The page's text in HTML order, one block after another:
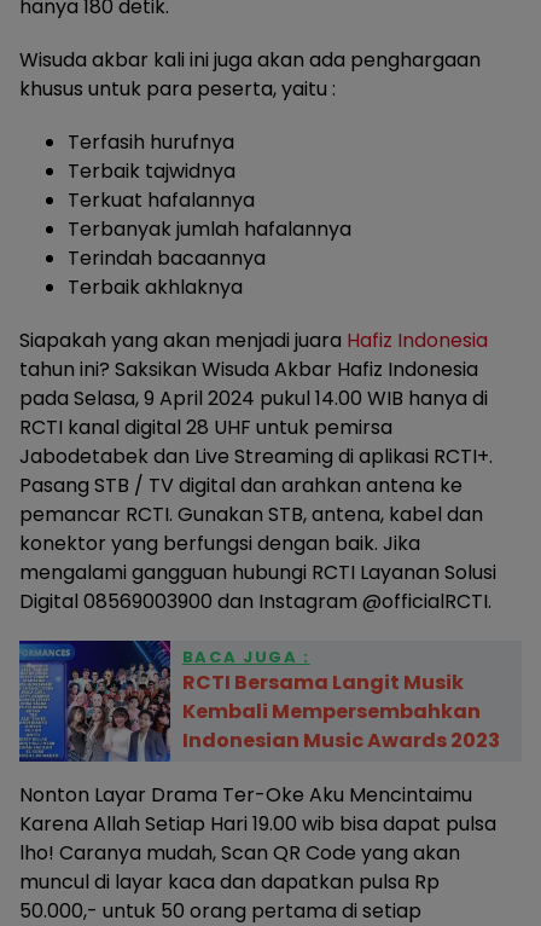
hanya 180 detik.
Wisuda akbar kali ini juga akan ada penghargaan
khusus untuk para peserta, yaitu :
Terfasih hurufnya
Terbaik tajwidnya
Terkuat hafalannya
Terbanyak jumlah hafalannya
Terindah bacaannya
Terbaik akhlaknya
Siapakah yang akan menjadi juara Hafiz Indonesia
tahun ini? Saksikan Wisuda Akbar Hafiz Indonesia
pada Selasa, 9 April 2024 pukul 14.00 WIB hanya di
RCTI kanal digital 28 UHF untuk pemirsa
Jabodetabek dan Live Streaming di aplikasi RCTI+.
Pasang STB / TV digital dan arahkan antena ke
pemancar RCTI. Gunakan STB, antena, kabel dan
konektor yang berfungsi dengan baik. Jika
mengalami gangguan hubungi RCTI Layanan Solusi
Digital 08569003900 dan Instagram @officialRCTI.
BACA JUGA :
RCTI Bersama Langit Musik
Kembali Mempersembahkan
Indonesian Music Awards 2023
Nonton Layar Drama Ter-Oke Aku Mencintaimu
Karena Allah Setiap Hari 19.00 wib bisa dapat pulsa
lho! Caranya mudah, Scan QR Code yang akan
muncul di layar kaca dan dapatkan pulsa Rp
50.000,- untuk 50 orang pertama di setiap